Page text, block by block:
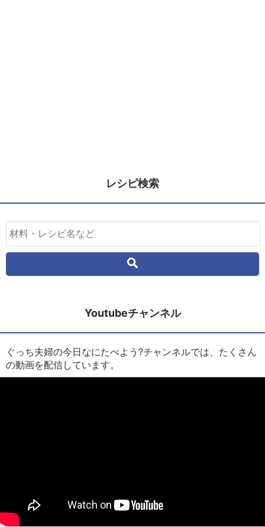
レシピ検索
Youtubeチャンネル
ぐっち夫婦の今日なにたべよう?チャンネルでは、たくさん
の動画を配信しています。